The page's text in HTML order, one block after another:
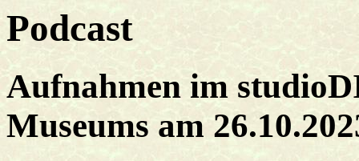
Podcast
Aufnahmen im
Museums am